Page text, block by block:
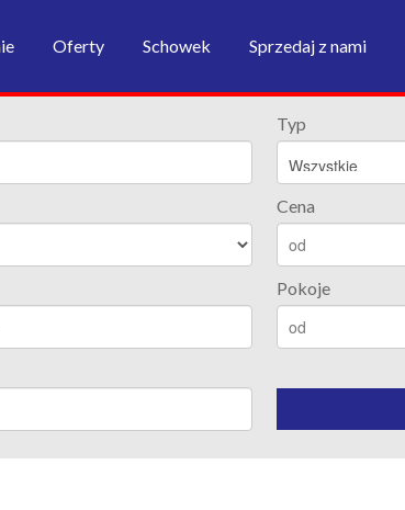
Oferty Schowek Sprzedaj z nami
Typ
Cena
Pokoje